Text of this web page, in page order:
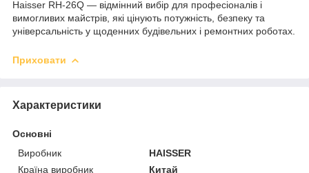
Haisser RH-26Q — відмінний вибір для професіоналів і
вимогливих майстрів, які цінують потужність, безпеку та
універсальність у щоденних будівельних і ремонтних роботах.
Приховати
Характеристики
Основні
Виробник
HAISSER
Країна виробник
Китай